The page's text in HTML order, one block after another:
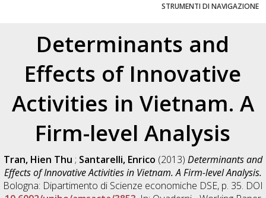
STRUMENTI DI NAVIGAZIONE
Determinants and
Effects of Innovative
Activities in Vietnam. A
Firm-level Analysis
Tran, Hien Thu ; Santarelli, Enrico (2013) Determinants and
Effects of Innovative Activities in Vietnam. A Firm-level Analysis.
Bologna: Dipartimento di Scienze economiche DSE, p. 35. DOI